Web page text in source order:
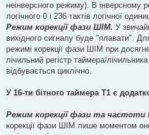
неінверсного режиму). В інверсному
логічного 0 і 236 тактів логічної
Режим корекції фази ШІМ. У
вихідного сигналу буде "плавати".
режимі корекції фази ШІМ при
лічильний регістр таймера/
відбувається циклічно.
У 16-ти бітного таймера T1 є
Режим корекції фази та частоти
корекції фази ШІМ лише моментом